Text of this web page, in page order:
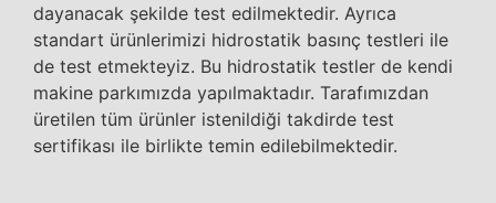
dayanacak şekilde test edilmektedir. Ayrıca
standart ürünlerimizi hidrostatik basınç testleri ile
de test etmekteyiz. Bu hidrostatik testler de kendi
makine parkımızda yapılmaktadır. Tarafımızdan
üretilen tüm ürünler istenildiği takdirde test
sertifikası ile birlikte temin edilebilmektedir.